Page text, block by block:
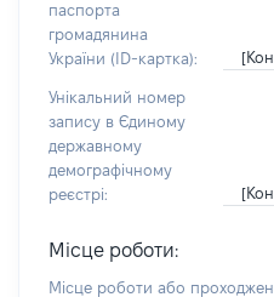
паспорта
громадянина
України (ID-картка):
Унікальний номер
запису в Єдиному
державному
демографічному
реєстрі:
Місце роботи:
Місце роботи або